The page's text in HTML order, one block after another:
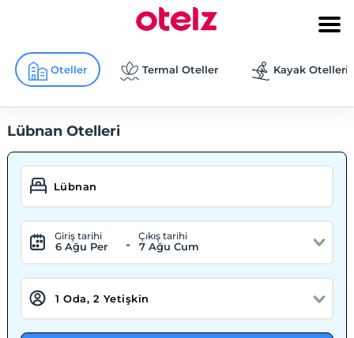
Oteller Termal Oteller Kayak Otelleri
Lübnan Otelleri
Giriş tarihi
6 Ağu Per -
Çıkış tarihi
7 Ağu Cum